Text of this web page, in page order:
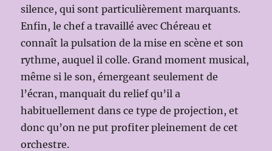
silence, qui sont particulièrement marquants.
Enfin, le chef a travaillé avec Chéreau et
connaît la pulsation de la mise en scène et son
rythme, auquel il colle. Grand moment musical,
même si le son, émergeant seulement de
l’écran, manquait du relief qu’il a
habituellement dans ce type de projection, et
donc qu’on ne put profiter pleinement de cet
orchestre.